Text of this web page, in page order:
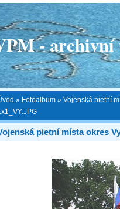
- archivní
» Fotoalbum » Vojenská pietní
pietní místa okres